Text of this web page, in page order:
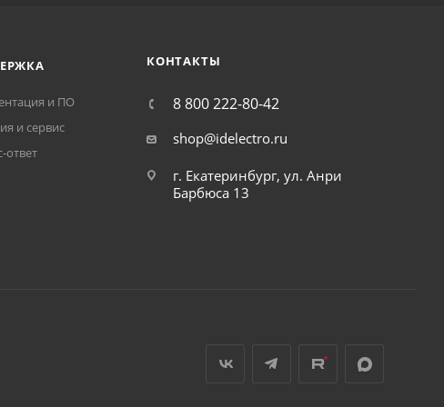
и ПО
и сервис
ответ
КОНТАКТЫ
8 800 222-80-42
shop@idelectro.ru
г. Екатеринбург, ул. Анри
Барбюса 13